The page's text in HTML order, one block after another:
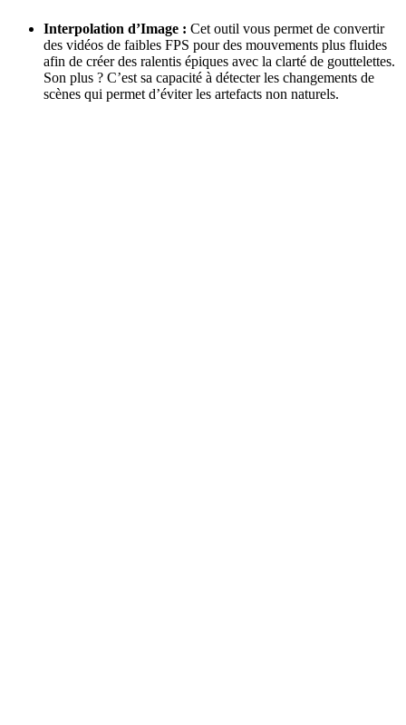
Interpolation d’Image : Cet outil vous permet de convertir
des vidéos de faibles FPS pour des mouvements plus fluides
afin de créer des ralentis épiques avec la clarté de gouttelettes.
Son plus ? C’est sa capacité à détecter les changements de
scènes qui permet d’éviter les artefacts non naturels.